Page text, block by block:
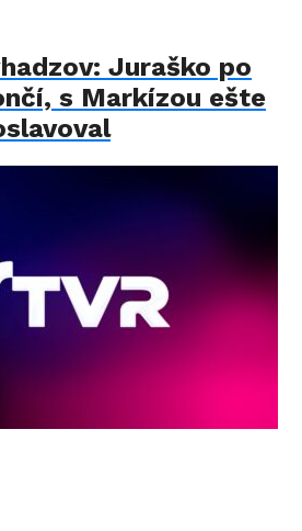
Juraško po
s Markízou ešte